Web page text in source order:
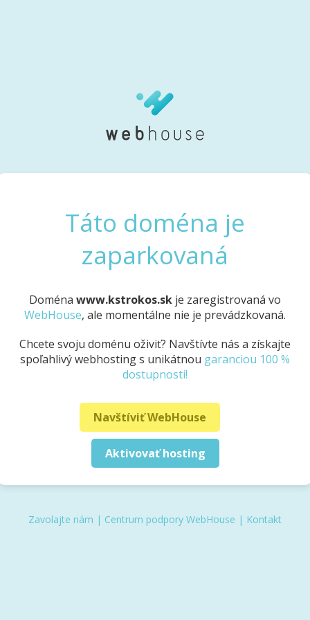
Táto doména je
zaparkovaná
Doména www.kstrokos.sk je zaregistrovaná vo
WebHouse, ale momentálne nie je prevádzkovaná.
Chcete svoju doménu oživiť? Navštívte nás a získajte
spoľahlivý webhosting s unikátnou garanciou 100 %
dostupnosti!
Navštíviť WebHouse
Aktivovať hosting
Zavolajte nám | Centrum podpory WebHouse | Kontakt